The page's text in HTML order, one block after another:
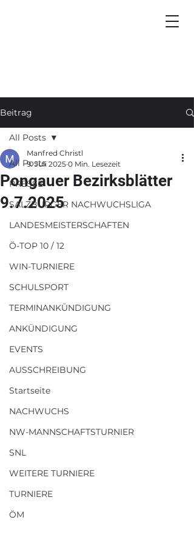
Beitrag
All Posts
PRESSE
SALZBURGER NACHWUCHSLIGA
LANDESMEISTERSCHAFTEN
Ö-TOP 10 / 12
WIN-TURNIERE
SCHULSPORT
TERMINANKÜNDIGUNG
ANKÜNDIGUNG
EVENTS
AUSSCHREIBUNG
Startseite
NACHWUCHS
NW-MANNSCHAFTSTURNIER
SNL
WEITERE TURNIERE
TURNIERE
ÖM
All Posts
Pongauer Bezirksblätter
9.7.2025
Manfred Christl
9. Juli 2025 0 Min. Lesezeit